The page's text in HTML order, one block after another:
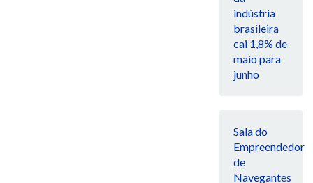
indústria
brasileira
cai 1,8% de
maio para
junho
Sala do
Empreendedor
de
Navegantes